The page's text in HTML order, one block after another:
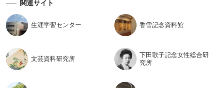
関連サイト
生涯学習センター 香雪記念資料館
文芸資料研究所
下田歌子記念女性総合研
究所